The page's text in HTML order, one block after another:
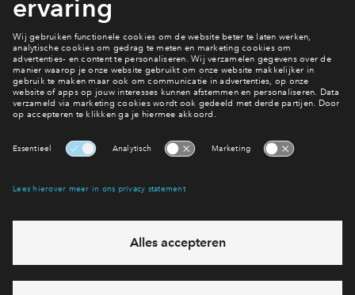
belangstellende of neem contact met ons op.
Ook wonen in Aan het Pad?
Bekijk alle bouwnummers
Interesse? Meld je dan snel aan
Hiermee blijf je op de hoogte van het belangrijkste nieuws en
Ja, ik wil mij aanmelden